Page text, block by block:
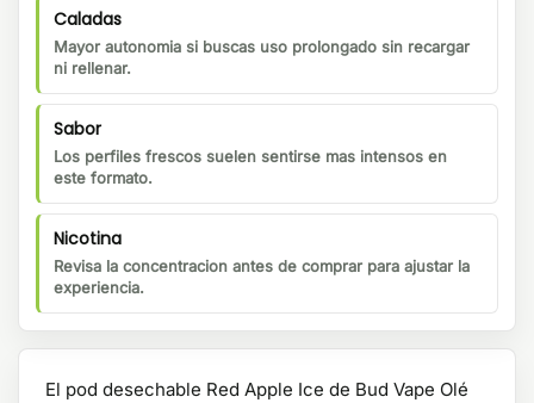
Caladas
Mayor autonomia si buscas uso prolongado sin recargar
ni rellenar.
Sabor
Los perfiles frescos suelen sentirse mas intensos en
este formato.
Nicotina
Revisa la concentracion antes de comprar para ajustar la
experiencia.
El pod desechable Red Apple Ice de Bud Vape Olé